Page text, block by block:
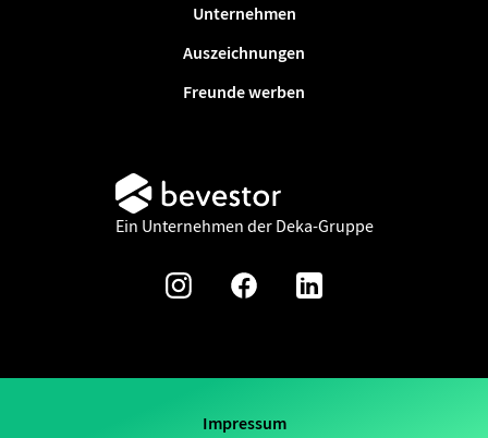
Unternehmen
Auszeichnungen
Freunde werben
Ein Unternehmen der Deka-Gruppe
Impressum